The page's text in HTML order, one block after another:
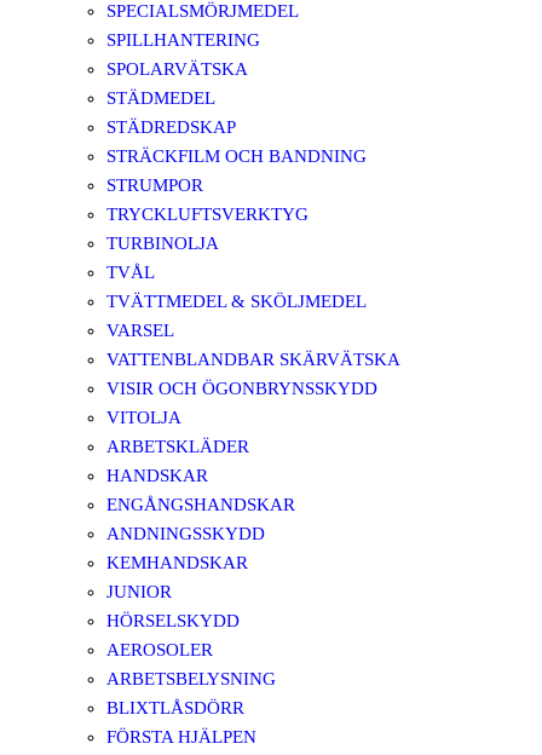
SPECIALSMÖRJMEDEL
SPILLHANTERING
SPOLARVÄTSKA
STÄDMEDEL
STÄDREDSKAP
STRÄCKFILM OCH BANDNING
STRUMPOR
TRYCKLUFTSVERKTYG
TURBINOLJA
TVÅL
TVÄTTMEDEL & SKÖLJMEDEL
VARSEL
VATTENBLANDBAR SKÄRVÄTSKA
VISIR OCH ÖGONBRYNSSKYDD
VITOLJA
ARBETSKLÄDER
HANDSKAR
ENGÅNGSHANDSKAR
ANDNINGSSKYDD
KEMHANDSKAR
JUNIOR
HÖRSELSKYDD
AEROSOLER
ARBETSBELYSNING
BLIXTLÅSDÖRR
FÖRSTA HJÄLPEN